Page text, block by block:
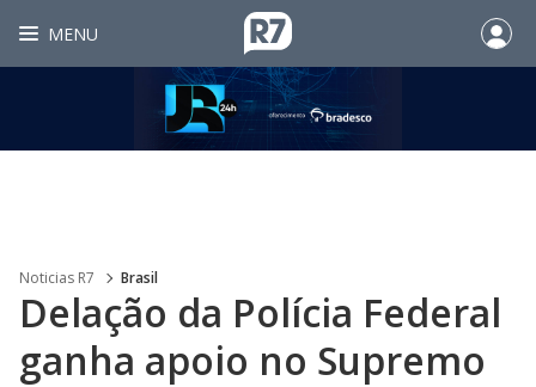
MENU
Noticias R7 Brasil
Delação da Polícia Federal
ganha apoio no Supremo